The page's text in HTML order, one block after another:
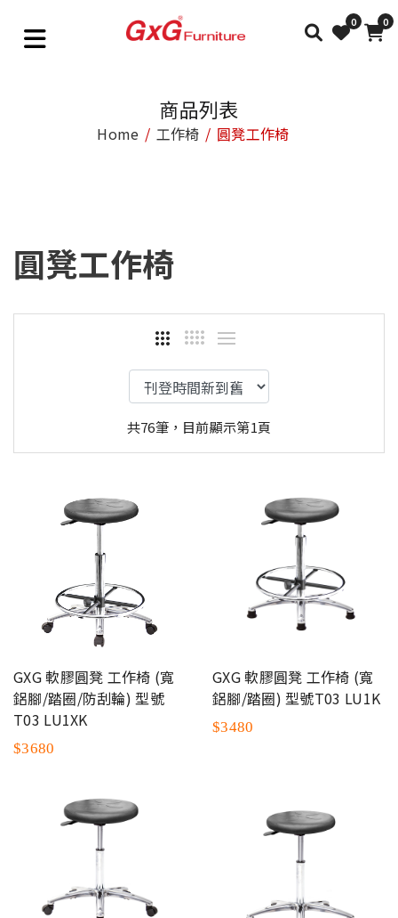
0 0
商品列表
Home 工作椅 圓凳工作椅
圓凳工作椅
共76筆，目前顯示第1頁
GXG 軟膠圓凳 工作椅 (寬
鋁腳/踏圈/防刮輪) 型號
T03 LU1XK
$3680
GXG 軟膠圓凳 工作椅 (寬
鋁腳/踏圈) 型號T03 LU1K
$3480